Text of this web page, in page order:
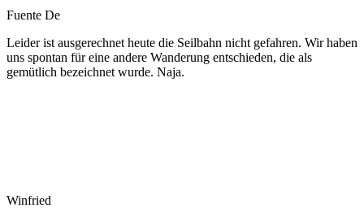
Fuente De
Leider ist ausgerechnet heute die Seilbahn nicht gefahren. Wir haben
uns spontan für eine andere Wanderung entschieden, die als
gemütlich bezeichnet wurde. Naja.
Winfried